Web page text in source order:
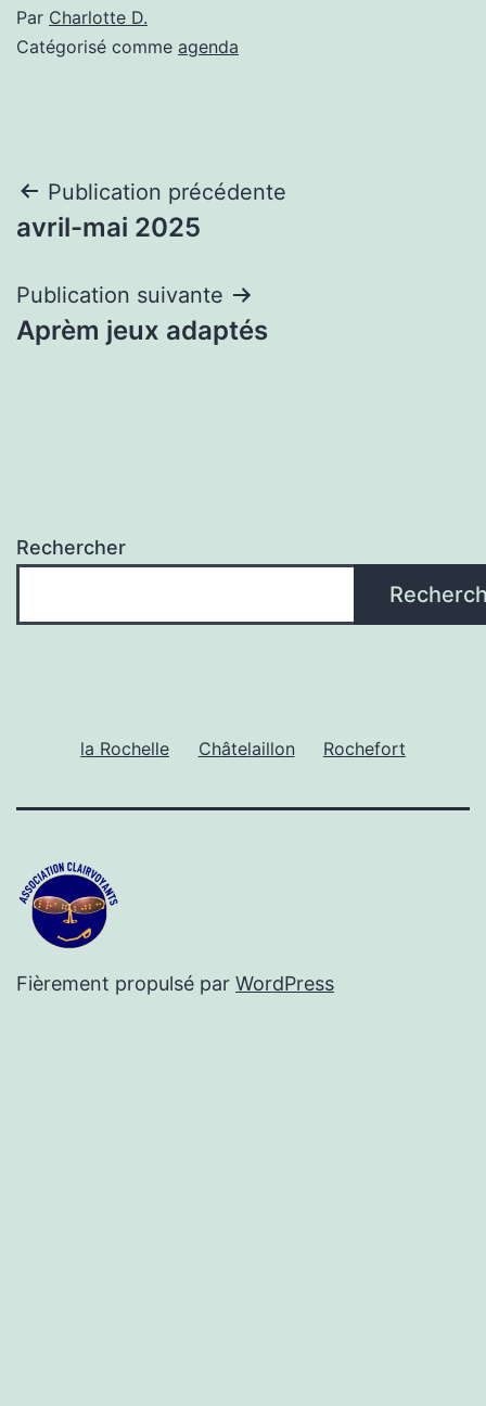
Par Charlotte D.
Catégorisé comme agenda
Navigation
de
l’article
Publication précédente
avril-mai 2025
Publication suivante
Aprèm jeux adaptés
Rechercher
la Rochelle Châtelaillon Rochefort
Fièrement propulsé par WordPress